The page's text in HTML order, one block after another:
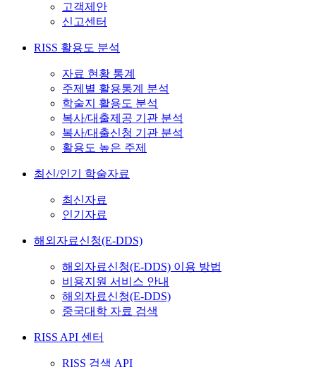
고객제안
신고센터
RISS 활용도 분석
자료 현황 통계
주제별 활용통계 분석
학술지 활용도 분석
복사/대출제공 기관 분석
복사/대출신청 기관 분석
활용도 높은 주제
최신/인기 학술자료
최신자료
인기자료
해외자료신청(E-DDS)
해외자료신청(E-DDS) 이용 방법
비용지원 서비스 안내
해외자료신청(E-DDS)
중국대학 자료 검색
RISS API 센터
RISS 검색 API